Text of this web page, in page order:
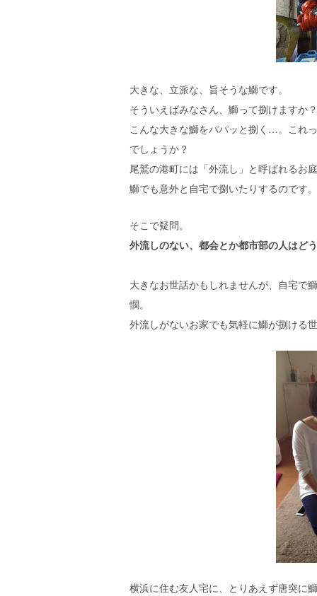
大きな、立派な、旨そうな鰤です。
そういえばみなさん、鰤って捌けますか？
こんな大きな鰤をパパッと捌く…。これ
でしょうか？
尾鷲の港町には「外流し」と呼ばれるお
鰤でも意外と自宅で捌いたりするのです。
そこで疑問。
外流しのない、都会とか都市部の人はど
大きなお世話かもしれませんが、自宅で
憫。
外流しがないお家でも気軽に鰤が捌ける
横浜に住む友人宅に、とりあえず唐突に